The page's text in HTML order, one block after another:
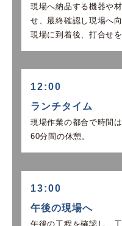
現場へ納品する機器や
せ、最終確認し現場へ向
現場に到着後、打合せ
12:00
ランチタイム
現場作業の都合で時間は
60分間の休憩。
13:00
午後の現場へ
午後の工程を確認し、工